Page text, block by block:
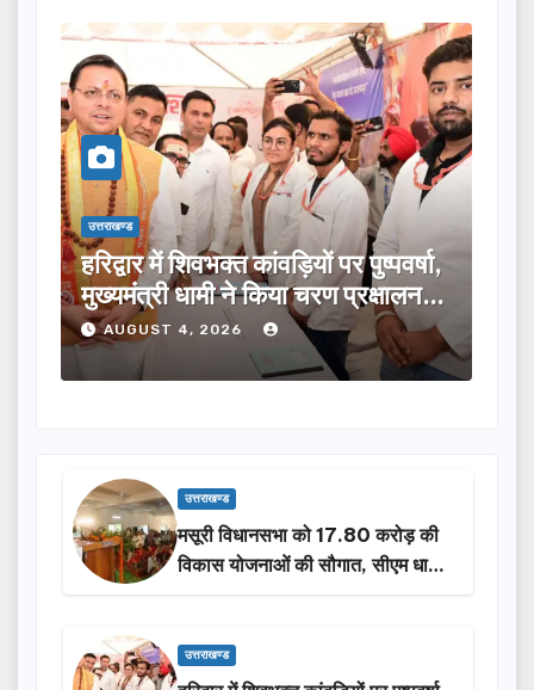
उत्तराखण्ड
मुख्यमंत्री ने विभिन्न विकास योजनाओं के
लिए ₹5 करोड़ की वित्तीय स्वीकृति दी…
AUGUST 4, 2026
उत्तराखण्ड
मसूरी विधानसभा को 17.80 करोड़ की
विकास योजनाओं की सौगात, सीएम धामी
ने किया लोकार्पण-शिलान्यास.
उत्तराखण्ड